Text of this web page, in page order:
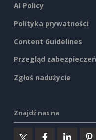
AI Policy
Polityka prywatności
Content Guidelines
Przegląd zabezpieczeń
Zgłoś nadużycie
Znajdź nas na